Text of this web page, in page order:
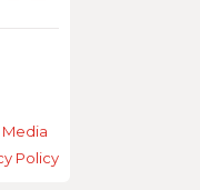
Policy